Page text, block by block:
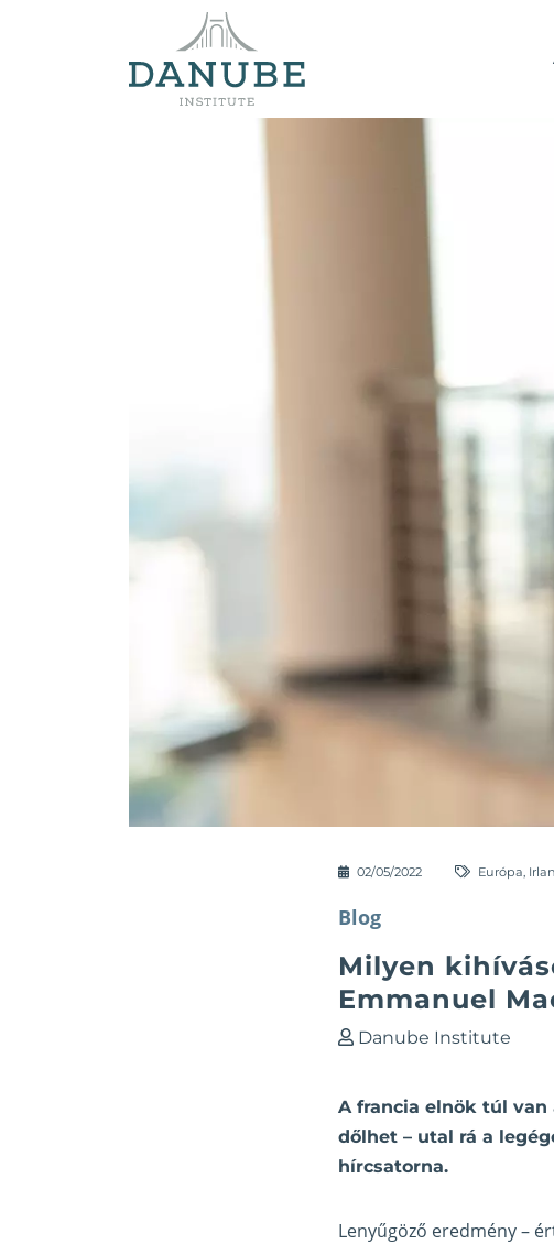
02/05/2022 Európa
Blog
Milyen
Emmanuel
Danube Institute
A francia elnök túl
dőlhet – utal rá a
hírcsatorna.
Lenyűgöző eredmény –